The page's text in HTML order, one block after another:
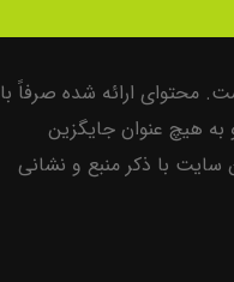
محتوای ارائه شده صرفاً با
به هیچ عنوان جایگزین
با ذکر منبع و نشانی